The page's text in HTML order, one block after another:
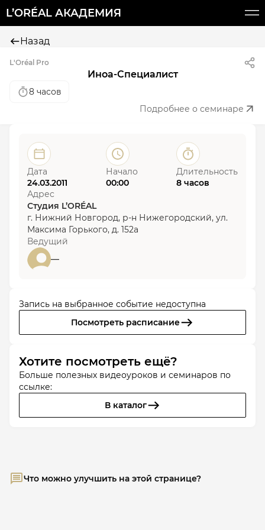
L’ORÉAL АКАДЕМИЯ
Назад
L'Oréal Pro
Иноа-Специалист
8 часов
Подробнее о семинаре
Дата
24.03.2011
Начало
00:00
Длительность
8 часов
Адрес
Студия L’ORÉAL
г. Нижний Новгород, р-н Нижегородский, ул.
Максима Горького, д. 152а
Ведущий
—
Запись на выбранное событие недоступна
Посмотреть расписание
Хотите посмотреть ещё?
Больше полезных видеоуроков и семинаров по
ссылке:
В каталог
Что можно улучшить на этой странице?